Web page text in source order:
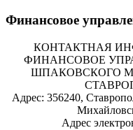
Финансовое
КОНТАКТНАЯ
ФИНАНСОВОЕ
ШПАКОВСКОГО
Адрес: 356240,
Адрес